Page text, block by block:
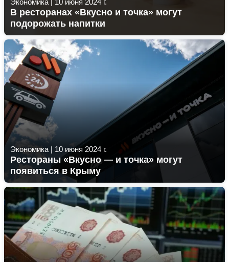
Экономика 10 июня 2024 г.
В ресторанах «Вкусно и точка» могут
подорожать напитки
Экономика | 10 июня 2024 г.
Рестораны «Вкусно — и точка» могут
появиться в Крыму